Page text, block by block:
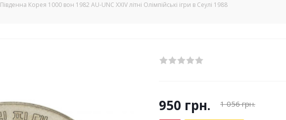
Південна Корея 1000 вон 1982 AU-UNC XXIV літні Олімпійські ігри в Сеулі 1988
950 грн. 1 056грн.